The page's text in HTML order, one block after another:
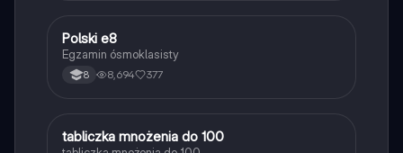
Język polski
Polski e8
Egzamin ósmoklasisty
8 8,694 377
TMatematyka
tabliczka mnożenia do 100